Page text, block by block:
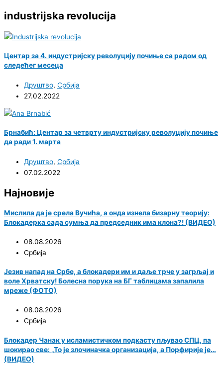
industrijska revolucija
Центар за 4. индустријску револуцију почиње са радом од
следећег месеца
Друштво, Србија
27.02.2022
Брнабић: Центар за четврту индустријску револуцију почиње
да ради 1. марта
Друштво, Србија
07.02.2022
Најновије
Мислила да је срела Вучића, а онда изнела бизарну теорију:
Блокадерка сада сумња да председник има клона?! (ВИДЕО)
08.08.2026
Србија
Језив напад на Србе, а блокадери им и даље трче у загрљај и
воле Хрватску! Болесна порука на БГ таблицама запалила
мреже (ФОТО)
08.08.2026
Србија
Блокадер Чанак у исламистичком подкасту пљувао СПЦ, па
шокирао све: „То је злочиначка организација, а Порфирије је…
(ВИДЕО)